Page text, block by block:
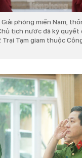
Giải phóng miền Nam,
tịch nước đã ký quyết
Tạm giam thuộc